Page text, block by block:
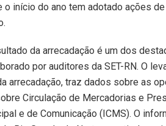
o início do ano tem adotado ações
da arrecadação é um dos
por auditores da SET-RN. O
arrecadação, traz dados sobre as
Circulação de Mercadorias e
e de Comunicação (ICMS). O